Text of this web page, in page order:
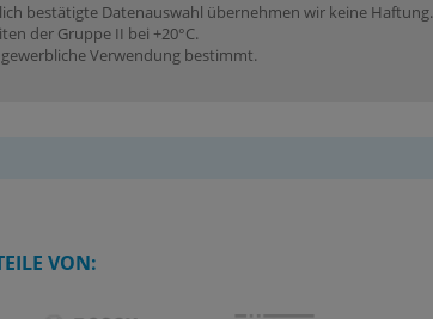
bestätigte Datenauswahl übernehmen wir keine Haftung.
der Gruppe II bei +20°C.
Verwendung bestimmt.
VON: